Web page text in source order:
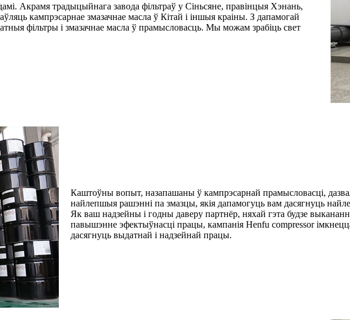
Акрамя традыцыйнага завода фільтраў у Сіньсяне, правінцыя Хэнань,
кампрэсарнае змазачнае масла ў Кітай і іншыя краіны. З дапамогай
фільтры і змазачнае масла ў прамысловасць. Мы можам зрабіць свет
Каштоўны вопыт, назапашаны ў кампрэсарнай прамысловасці,
найлепшыя рашэнні па змазцы, якія дапамогуць вам дасягнуць
Як ваш надзейны і годны даверу партнёр, няхай гэта будзе
павышэнне эфектыўнасці працы, кампанія Henfu compressor
дасягнуць выдатнай і надзейнай працы.